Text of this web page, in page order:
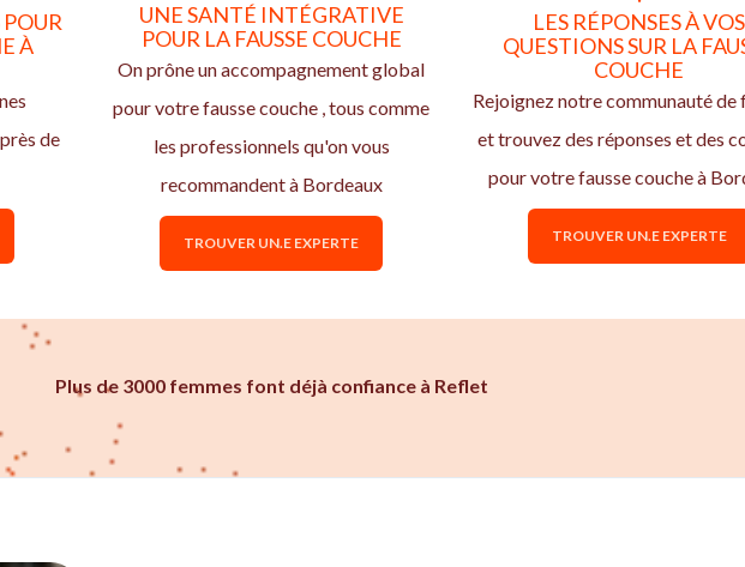
À
de
UNE SANTÉ INTÉGRATIVE
POUR LA FAUSSE COUCHE
On prône un accompagnement global
pour votre fausse couche , tous comme
les professionnels qu'on vous
recommandent à Bordeaux
TROUVER UN.E EXPERTE
LES RÉPONSES À VOS
QUESTIONS SUR LA
COUCHE
Rejoignez notre communauté de
et trouvez des réponses et des
pour votre fausse couche à
TROUVER UN.E EXPERTE
Plus de 3000 femmes font déjà confiance à Reflet